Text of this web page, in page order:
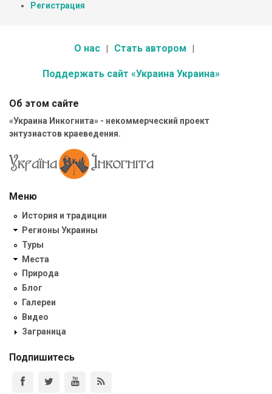
Регистрация
О нас Стать автором
Поддержать сайт «Украина Украина»
Об этом сайте
«Украина Инкогнита» - некоммерческий проект
энтузиастов краеведения.
Меню
История и традиции
Регионы Украины
Туры
Места
Природа
Блог
Галереи
Видео
Заграница
Подпишитесь